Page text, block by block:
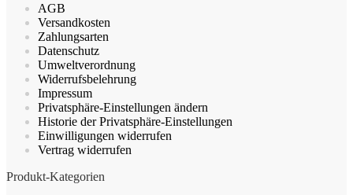
werden
AGB
Versandkosten
Zahlungsarten
Datenschutz
Umweltverordnung
Widerrufsbelehrung
Impressum
Privatsphäre-Einstellungen ändern
Historie der Privatsphäre-Einstellungen
Einwilligungen widerrufen
Vertrag widerrufen
Produkt-Kategorien